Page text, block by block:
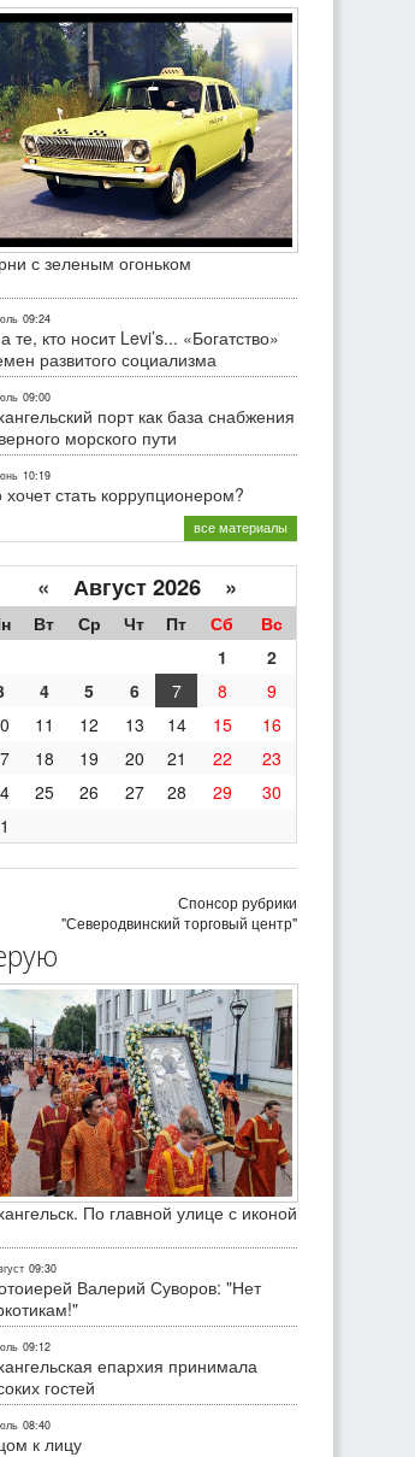
с зеленым огоньком
09:24
те, кто носит Levi’s... «Богатство»
развитого социализма
09:00
порт как база снабжения
морского пути
10:19
хочет стать коррупционером?
все материалы
« Август 2026 »
Вт Ср Чт Пт Сб
Вс
1
2
4 5 6 7 8
9
11 12 13 14 15
16
18 19 20 21 22
23
25 26 27 28 29
30
Спонсор рубрики
"Северодвинский торговый центр"
По главной улице с иконой
09:30
Валерий Суворов: "Нет
09:12
епархия принимала
гостей
08:40
к лицу